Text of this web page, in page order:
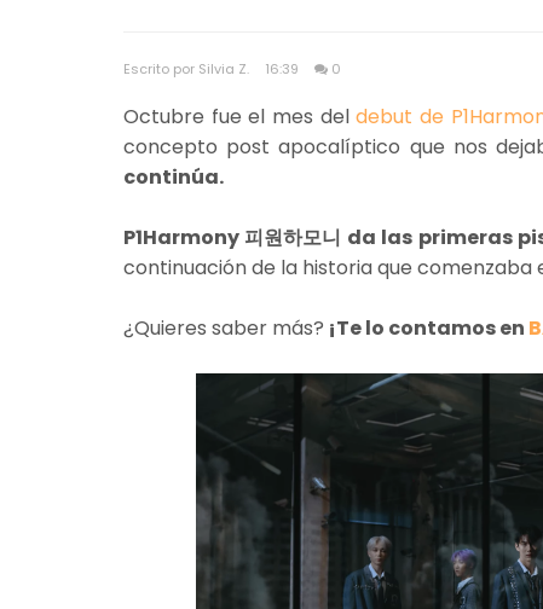
Escrito por Silvia Z. 16:39 0
Octubre fue el mes deldebut de
concepto post apocalíptico que nos
continúa.
P1Harmony 피원하모니 da las primeras
continuación de la historia que comenzaba
¿Quieres saber más? ¡Te lo contamos en